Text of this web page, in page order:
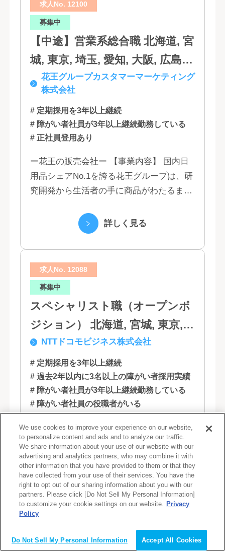
分, 宮崎, 佐賀, 沖縄
求人No. 12100
募集中
【中途】営業系総合職 北海道, 宮
城, 東京, 埼玉, 愛知, 大阪, 広島,
福岡花王グループカスタマーマーケティング
株式会社
# 定期採用を3年以上継続
# 障がい者社員が3年以上継続勤務している
# 正社員登用あり
ー花王の販売会社ー 【事業内容】 国内日
用品シェアNo.1を誇る花王グループは、研
究開発から生活者の手に商品がわたるまで
で、情報のスピード、質、量ともに他社に
詳しく見る
求人No. 12088
募集中
スペシャリスト職（オープンポ
ジション） 北海道, 宮城, 東京,
石川, 愛知, 大阪, 広島, 香川, 福岡
NTTドコモビジネス株式会社
# 定期採用を3年以上継続
# 過去2年以内に3名以上の障がい者採用実績
# 障がい者社員が3年以上継続勤務している
# 障がい者社員の役職者がいる
# 在宅勤務相談可
モバイルからサービス・ソリューションま
で事業領域をより拡大していくために、
NTTコミュニケーションズは、新たなドコ
モグループとして生まれ変わりました。 私
たちは、クラウド、ネットワーク、セキュ
We use cookies to improve your experience on our website,
to personalize content and ads and to analyze our traffic.
We share information about your use of our website with our
advertising and analytics partners, who may combine it with
other information that you have provided to them or that they
have collected from your use of their services. You have the
right to opt out of our sharing information about you with our
partners. Please click [Do Not Sell My Personal Information]
to customize your cookie settings on our website. Privacy
Policy
Do Not Sell My Personal Information Accept All Cookies